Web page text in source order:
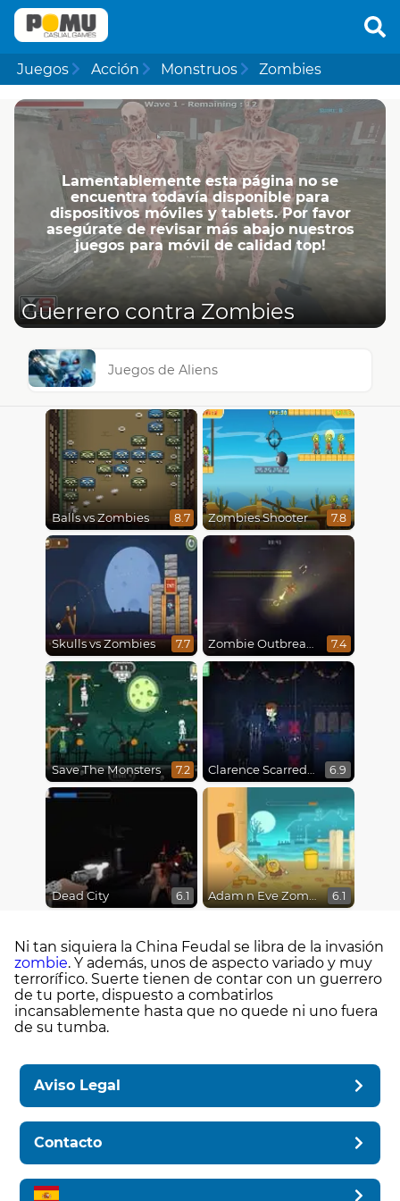
Juegos Acción Monstruos Zombies
Lamentablemente esta página no se
encuentra todavía disponible para
dispositivos móviles y tablets. Por favor
asegúrate de revisar más abajo nuestros
juegos para móvil de calidad top!
Guerrero contra Zombies
Juegos de Aliens
Balls vs Zombies 8.7 Zombies Shooter 7.8
Skulls vs Zombies 7.7 Zombie Outbreak Arena 7.4
Save The Monsters 7.2 Clarence Scarred Silly 6.9
Dead City 6.1 Adam n Eve Zombies 6.1
Ni tan siquiera la China Feudal se libra de la invasión
zombie. Y además, unos de aspecto variado y muy
terrorífico. Suerte tienen de contar con un guerrero
de tu porte, dispuesto a combatirlos
incansablemente hasta que no quede ni uno fuera
de su tumba.
Aviso Legal
Contacto